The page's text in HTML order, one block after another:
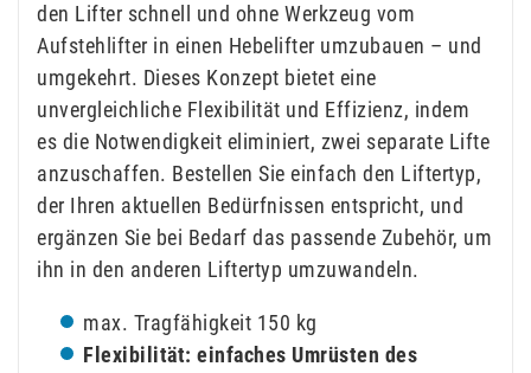
den Lifter schnell und ohne Werkzeug vom
Aufstehlifter in einen Hebelifter umzubauen – und
umgekehrt. Dieses Konzept bietet eine
unvergleichliche Flexibilität und Effizienz, indem
es die Notwendigkeit eliminiert, zwei separate Lifte
anzuschaffen. Bestellen Sie einfach den Liftertyp,
der Ihren aktuellen Bedürfnissen entspricht, und
ergänzen Sie bei Bedarf das passende Zubehör, um
ihn in den anderen Liftertyp umzuwandeln.
max. Tragfähigkeit 150 kg
Flexibilität: einfaches Umrüsten des